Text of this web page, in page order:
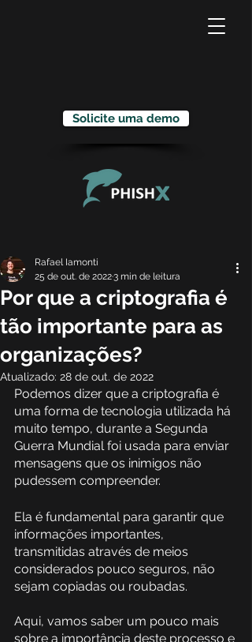
Solicite uma demo
Por que a criptografia é
tão importante para as
organizações?
Rafael Iamonti
25 de out. de 20223 min de leitura
Atualizado: 28 de out. de 2022
Podemos dizer que a criptografia é
uma forma de tecnologia utilizada há
muito tempo, durante a Segunda
Guerra Mundial foi usada para enviar
mensagens que os inimigos não
pudessem compreender.
Ela é fundamental para garantir que
informações importantes,
transmitidas através de meios
considerados pouco seguros, não
sejam copiadas ou roubadas.
Aqui, vamos saber um pouco mais
sobre a importância deste processo e